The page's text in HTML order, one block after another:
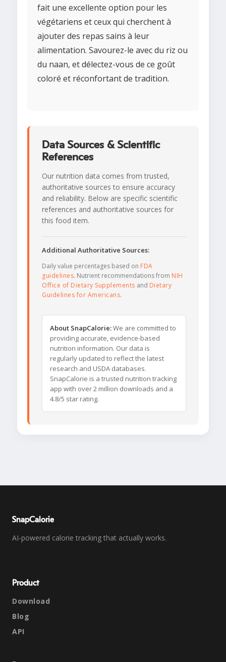
fait une excellente option pour les
végétariens et ceux qui cherchent à
ajouter des repas sains à leur
alimentation. Savourez-le avec du riz ou
du naan, et délectez-vous de ce goût
coloré et réconfortant de tradition.
Data Sources & Scientific
References
Our nutrition data comes from trusted,
authoritative sources to ensure accuracy
and reliability. Below are specific scientific
references and authoritative sources for
this food item.
Additional Authoritative Sources:
Daily value percentages based on FDA
guidelines. Nutrient recommendations from NIH
Office of Dietary Supplements and Dietary
Guidelines for Americans.
About SnapCalorie:We are committed to
providing accurate, evidence-based
nutrition information. Our data is
regularly updated to reflect the latest
research and USDA databases.
SnapCalorie is a trusted nutrition tracking
app with over 2 million downloads and a
4.8/5 star rating.
SnapCalorie
AI-powered calorie tracking that actually works.
Product
Download
Blog
API